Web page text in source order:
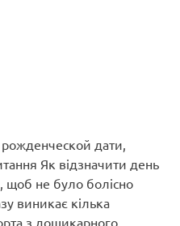
дати,
Як відзначити день
щоб не було болісно
виникає кілька
з дошикарного